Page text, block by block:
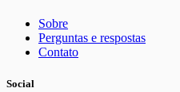
Sobre
Perguntas e respostas
Contato
Social